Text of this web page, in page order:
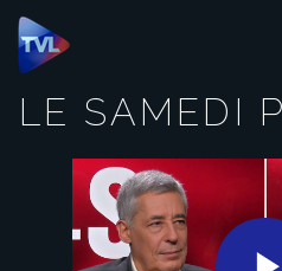
Panneau de gestion des
LE SAMEDI